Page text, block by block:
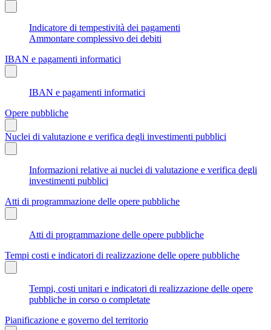
Indicatore di tempestività dei pagamenti
Ammontare complessivo dei debiti
IBAN e pagamenti informatici
IBAN e pagamenti informatici
Opere pubbliche
Nuclei di valutazione e verifica degli investimenti pubblici
Informazioni relative ai nuclei di valutazione e verifica degli
investimenti pubblici
Atti di programmazione delle opere pubbliche
Atti di programmazione delle opere pubbliche
Tempi costi e indicatori di realizzazione delle opere pubbliche
Tempi, costi unitari e indicatori di realizzazione delle opere
pubbliche in corso o completate
Pianificazione e governo del territorio